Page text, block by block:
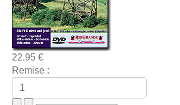
22,95 €
Remise :